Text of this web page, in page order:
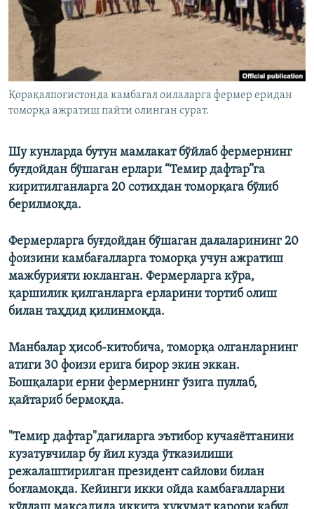
Қорақалпоғистонда камбағал оилаларга фермер еридан
томорқа ажратиш пайти олинган сурат.
Шу кунларда бутун мамлакат бўйлаб фермернинг
буғдойдан бўшаган ерлари “Темир дафтар”га
киритилганларга 20 сотихдан томорқага бўлиб
берилмоқда.
Фермерларга буғдойдан бўшаган далаларининг 20
фоизини камбағалларга томорқа учун ажратиш
мажбурияти юкланган. Фермерларга кўра,
қаршилик қилганларга ерларини тортиб олиш
билан таҳдид қилинмоқда.
Манбалар ҳисоб-китобича, томорқа олганларнинг
атиги 30 фоизи ерига бирор экин эккан.
Бошқалари ерни фермернинг ўзига пуллаб,
қайтариб бермоқда.
"Темир дафтар"дагиларга эътибор кучаяётганини
кузатувчилар бу йил кузда ўтказилиши
режалаштирилган президент сайлови билан
боғламоқда. Кейинги икки ойда камбағалларни